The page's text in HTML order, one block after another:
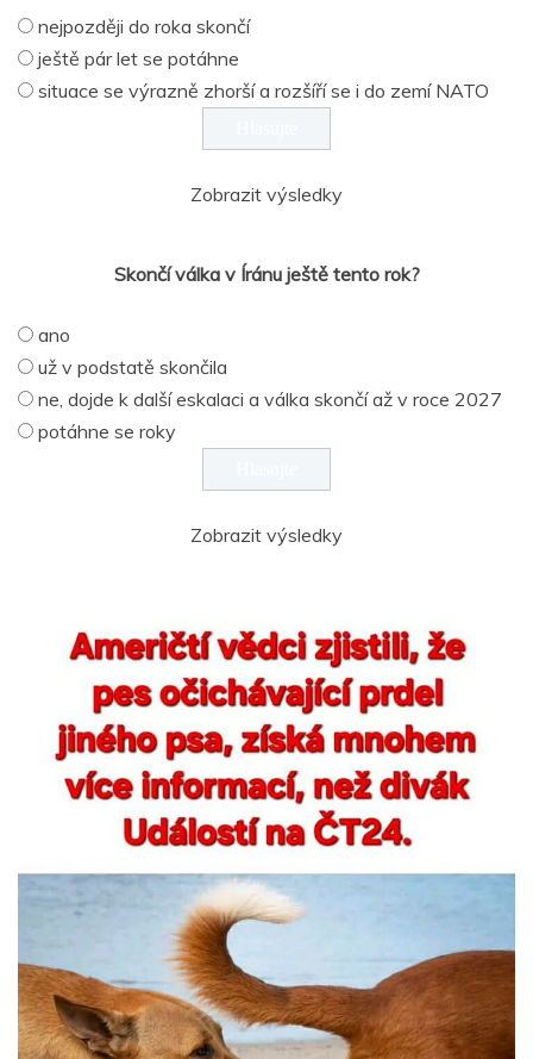
nejpozději do roka skončí
ještě pár let se potáhne
situace se výrazně zhorší a rozšíří se i do zemí NATO
Zobrazit výsledky
Skončí válka v Íránu ještě tento rok?
ano
už v podstatě skončila
ne, dojde k další eskalaci a válka skončí až v roce 2027
potáhne se roky
Zobrazit výsledky